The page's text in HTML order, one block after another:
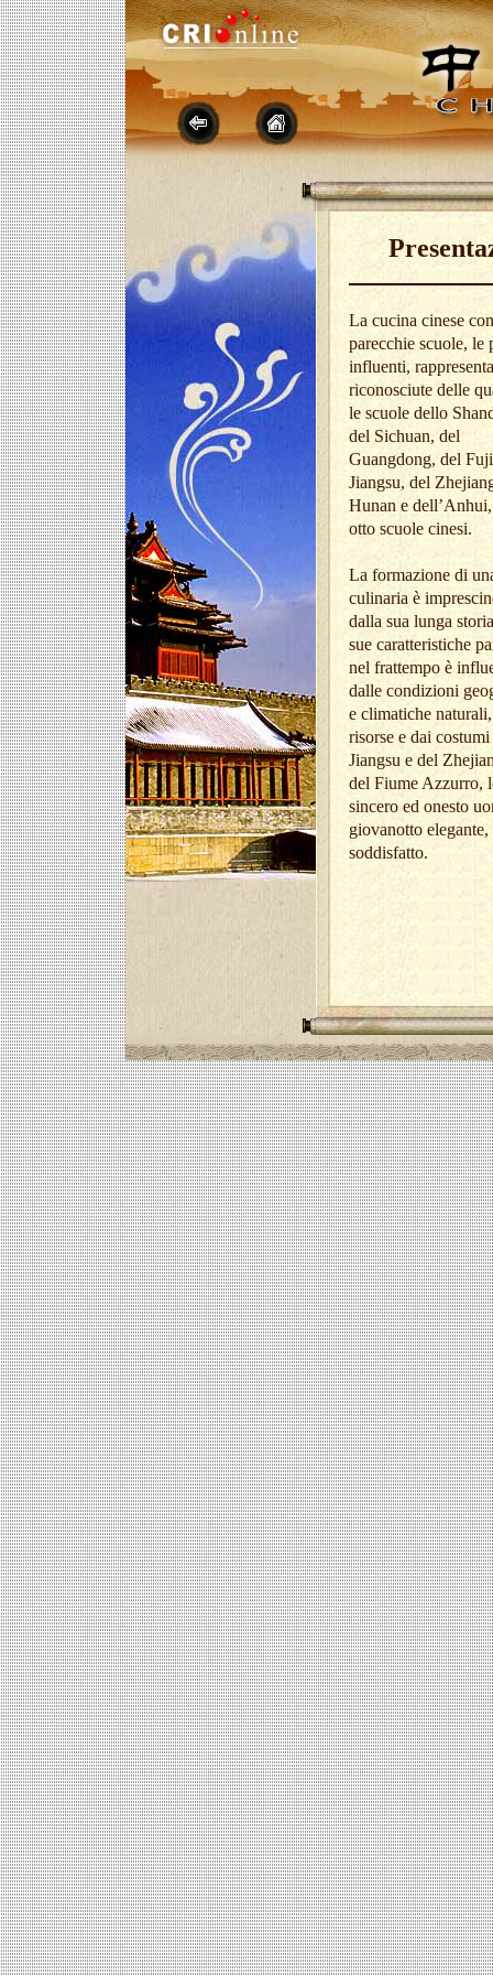
La cucina cinese
parecchie scuole, le
influenti,
riconosciute delle
le scuole dello
del Sichuan, del
Guangdong, del
Jiangsu, del
Hunan e
otto scuole cinesi.
La formazione di
culinaria è
dalla sua lunga
sue caratteristiche
nel frattempo è
dalle condizioni
e climatiche
risorse e dai
Jiangsu e del
del Fiume Azzurro,
sincero ed onesto
giovanotto
soddisfatto.